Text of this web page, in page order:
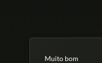
Muito bom